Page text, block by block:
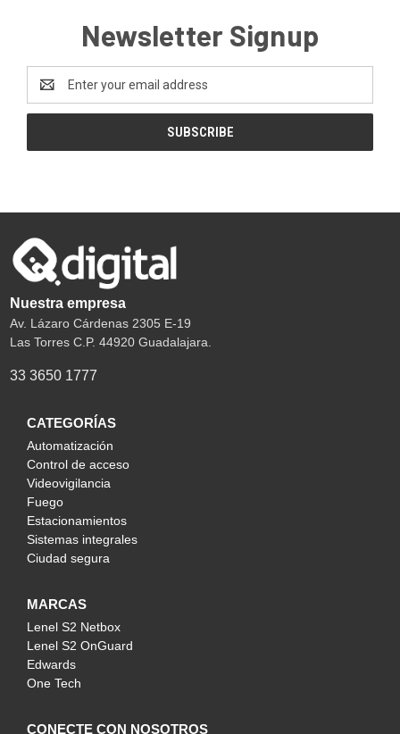
Newsletter Signup
Address
Nuestra empresa
Av. Lázaro Cárdenas 2305 E-19
Las Torres C.P. 44920 Guadalajara.
33 3650 1777
CATEGORÍAS
Automatización
Control de acceso
Videovigilancia
Fuego
Estacionamientos
Sistemas integrales
Ciudad segura
MARCAS
Lenel S2 Netbox
Lenel S2 OnGuard
Edwards
One Tech
CONECTE CON NOSOTROS